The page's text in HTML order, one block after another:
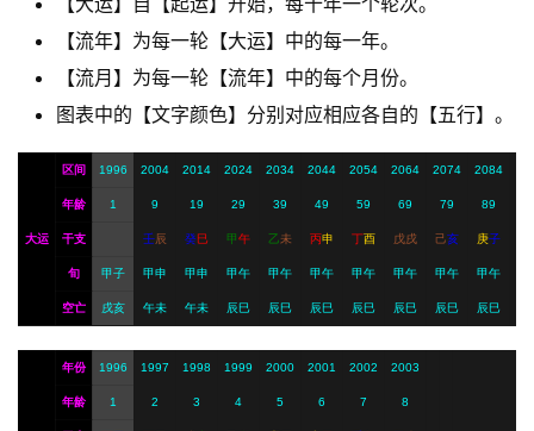
A
务
会
【流年】为每一轮【大运】中的每一年。
【流月】为每一轮【流年】中的每个月份。
图表中的【文字颜色】分别对应相应各自的【五行】。
大运
区间 1996 2004 2014 2024 2034 2044 2054 2064 2074 2084
年龄 1 9 19 29 39 49 59 69 79 89
干支 壬辰 癸巳 甲午 乙未 丙申 丁酉 戊戌 己亥 庚子
旬 甲子 甲申 甲申 甲午 甲午 甲午 甲午 甲午 甲午 甲午
空亡 戌亥 午未 午未 辰巳 辰巳 辰巳 辰巳 辰巳 辰巳 辰巳
年份 1996 1997 1998 1999 2000 2001 2002 2003
年龄 1 2 3 4 5 6 7 8